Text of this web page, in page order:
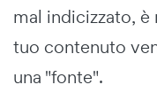
mal indicizzato,
tuo contenuto
una "fonte".